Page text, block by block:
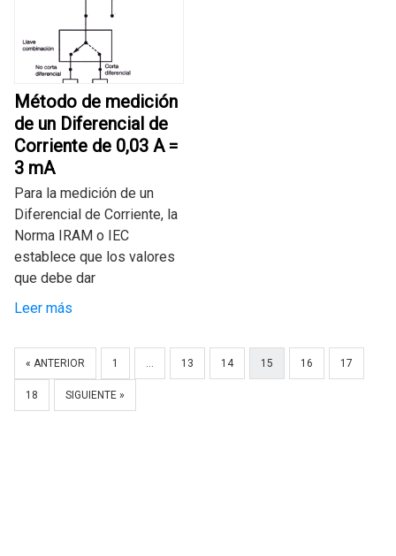
Método de medición
de un Diferencial de
Corriente de 0,03 A =
3 mA
Para la medición de un
Diferencial de Corriente, la
Norma IRAM o IEC
establece que los valores
que debe dar
Leer más
« ANTERIOR 1 … 13 14 15 16 17
18 SIGUIENTE »